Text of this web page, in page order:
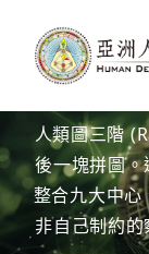
人類圖三階
後一塊拼圖
整合九大中心
非自己制約